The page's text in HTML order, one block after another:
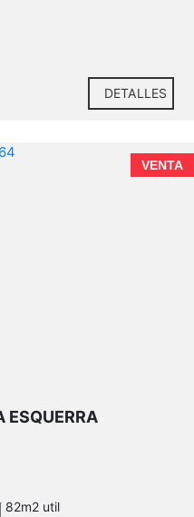
DETALLES
VENTA
ESQUERRA
82m2 util